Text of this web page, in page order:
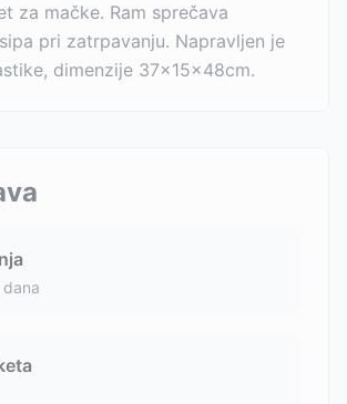
za mačke. Ram sprečava
pri zatrpavanju. Napravljen je
dimenzije 37x15x48cm.